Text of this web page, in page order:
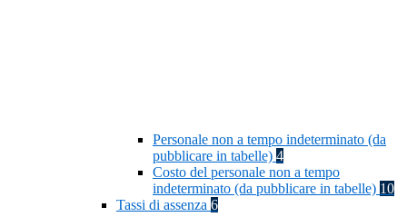
Personale non a tempo indeterminato (da
pubblicare in tabelle) 4
Costo del personale non a tempo
indeterminato (da pubblicare in tabelle) 10
Tassi di assenza 6